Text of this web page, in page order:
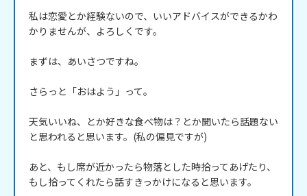
私は恋愛とか経験ないので、いいアドバイスができるかわ
かりませんが、よろしくです。
まずは、あいさつですね。
さらっと「おはよう」って。
天気いいね、とか好きな食べ物は？とか聞いたら話題ない
と思われると思います。(私の偏見ですが)
あと、もし席が近かったら物落とした時拾ってあげたり、
もし拾ってくれたら話すきっかけになると思います。